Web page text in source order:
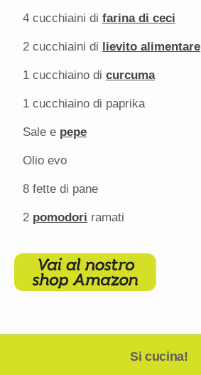
4 cucchiaini di farina di ceci
2 cucchiaini di lievito alimentare
1 cucchiaino di curcuma
1 cucchiaino di paprika
Sale e pepe
Olio evo
8 fette di pane
2 pomodori ramati
Si cucina!